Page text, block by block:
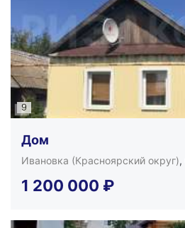
9
Дом
Ивановка (Красноярский округ),
1 200 000 ₽